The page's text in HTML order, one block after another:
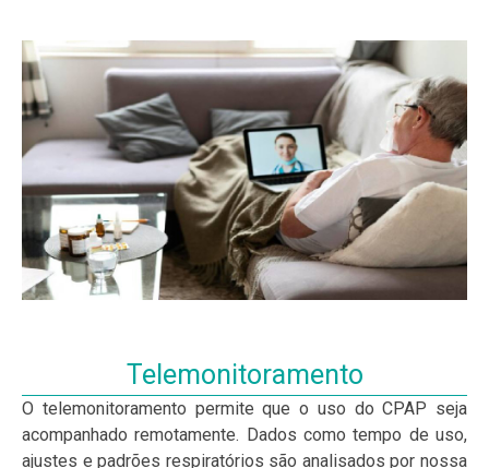
Telemonitoramento
O telemonitoramento permite que o uso do CPAP seja
acompanhado remotamente. Dados como tempo de uso,
ajustes e padrões respiratórios são analisados por nossa